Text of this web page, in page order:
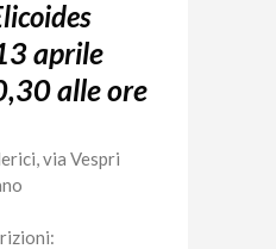
aprile
alle ore
via Vespri